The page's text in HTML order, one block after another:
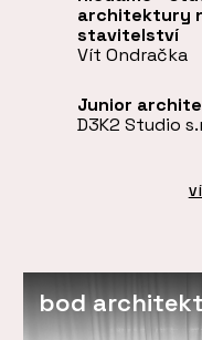
architektury
stavitelství
Vít Ondračka
Junior
D3K2 Studio
bod